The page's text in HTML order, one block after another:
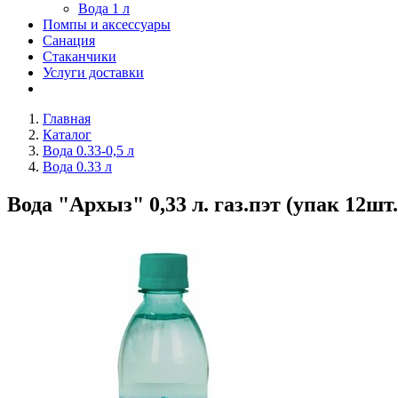
Вода 1 л
Помпы и аксессуары
Санация
Стаканчики
Услуги доставки
Главная
Каталог
Вода 0.33-0,5 л
Вода 0.33 л
Вода "Архыз" 0,33 л. газ.пэт (упак